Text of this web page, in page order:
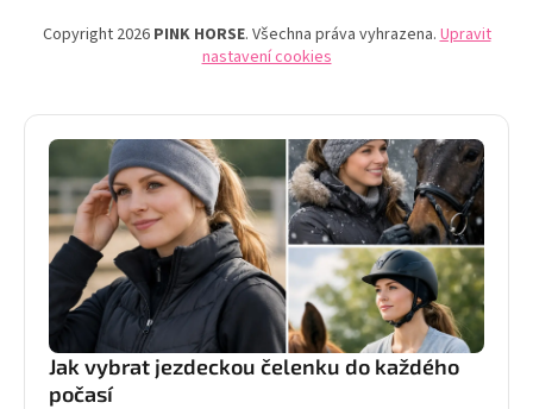
Copyright 2026 PINK HORSE. Všechna práva vyhrazena.Upravit
nastavení cookies
Jak vybrat jezdeckou čelenku do každého
počasí